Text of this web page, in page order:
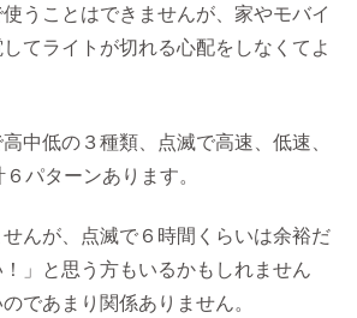
うことはできませんが、家やモバイ
てライトが切れる心配をしなくてよ
中低の３種類、点滅で高速、低速、
パターンあります。
んが、点滅で６時間くらいは余裕だ
」と思う方もいるかもしれません
であまり関係ありません。